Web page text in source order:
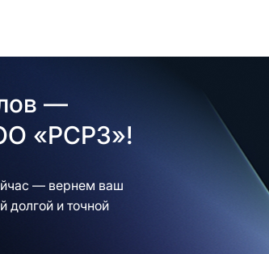
—
«РСРЗ»!
— вернем ваш
долгой и точной